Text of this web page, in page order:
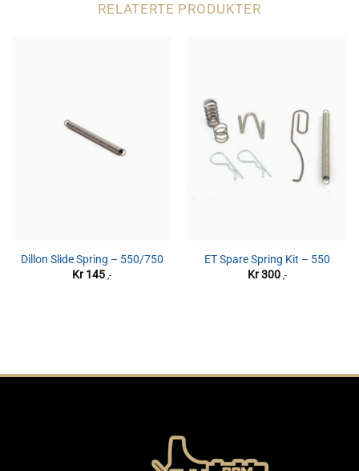
RELATERTE PRODUKTER
Dillon Slide Spring – 550/750
Kr145 ,-
ET Spare Spring Kit – 550
Kr300 ,-